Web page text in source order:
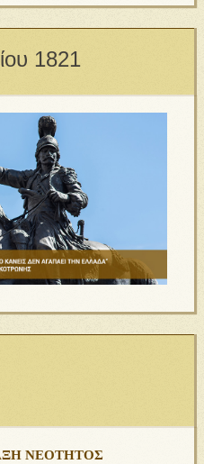
1821
ΝΕΟΤΗΤΟΣ